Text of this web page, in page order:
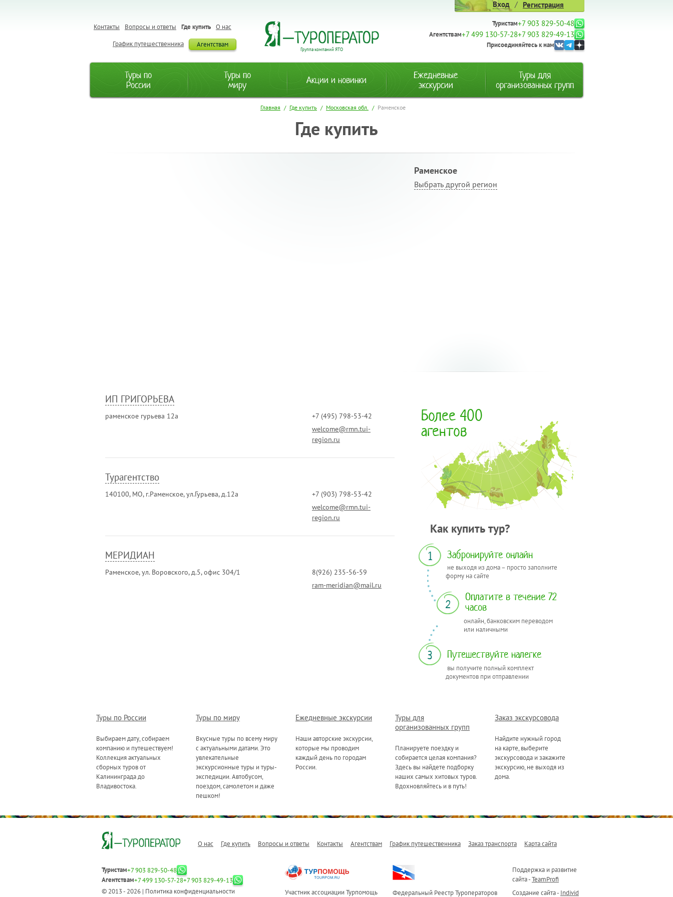
Вход / Регистрация
О нас
Где купить
Вопросы и ответы
Контакты
Агентствам
График путешественника
Группа компаний ЯТО
Туристам+7 903 829-50-48
Агентствам+7 499 130-57-28+7 903 829-49-13
Присоединяйтесь к нам
Туры по
России
Туры по
миру
Акции и новинки
Ежедневные
экскурсии
Туры для
организованных групп
Главная / Где купить / Московская обл. / Раменское
Где купить
Раменское
Выбрать другой регион
ИП ГРИГОРЬЕВА
раменcкое гурьева 12а
+7 (495) 798-53-42
welcome@rmn.tui-
region.ru
Турагентство
140100, МО, г.Раменское, ул.Гурьева, д.12а
+7 (903) 798-53-42
welcome@rmn.tui-
region.ru
МЕРИДИАН
Раменское, ул. Воровского, д.5, офис 304/1
8(926) 235-56-59
ram-meridian@mail.ru
Более 400
агентов
Как купить тур?
1 Забронируйте онлайн
не выходя из дома – просто заполните
форму на сайте
2
Оплатите в течение 72
часов
онлайн, банковским переводом
или наличными
3 Путешествуйте налегке
вы получите полный комплект
документов при отправлении
Туры по России
Выбираем дату, собираем
компанию и путешествуем!
Коллекция актуальных
сборных туров от
Калининграда до
Владивостока.
Туры по миру
Вкусные туры по всему миру
с актуальными датами. Это
увлекательные
экскурсионные туры и туры-
экспедиции. Автобусом,
поездом, самолетом и даже
пешком!
Ежедневные экскурсии
Наши авторские экскурсии,
которые мы проводим
каждый день по городам
России.
Туры для
организованных групп
Планируете поездку и
собирается целая компания?
Здесь вы найдете подборку
наших самых хитовых туров.
Вдохновляйтесь и в путь!
Заказ экскурсовода
Найдите нужный город
на карте, выберите
экскурсовода и закажите
экскурсию, не выходя из
дома.
О нас Где купить Вопросы и ответы Контакты Агентствам График путешественника Заказ транспорта Карта сайта
Туристам+7 903 829-50-48
Агентствам+7 499 130-57-28+7 903 829-49-13
© 2013 - 2026 | Политика конфиденциальности Участник ассоциации Турпомощь Федеральный Реестр Туроператоров
Поддержка и развитие
сайта -TeamProfi
Создание сайта - Individ